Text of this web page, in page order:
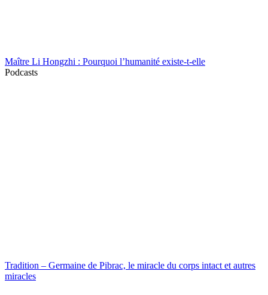
Maître Li Hongzhi : Pourquoi l’humanité existe-t-elle
Podcasts
Tradition – Germaine de Pibrac, le miracle du corps intact et autres
miracles